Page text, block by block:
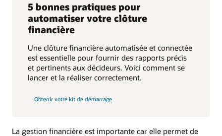
5 bonnes pratiques pour
automatiser votre clôture
financière
Une clôture financière automatisée et connectée
est essentielle pour fournir des rapports précis
et pertinents aux décideurs. Voici comment se
lancer et la réaliser correctement.
Obtenir votre kit de démarrage
La gestion financière est importante car elle permet de